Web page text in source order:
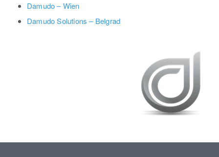
Damudo – Wien
Damudo Solutions – Belgrad